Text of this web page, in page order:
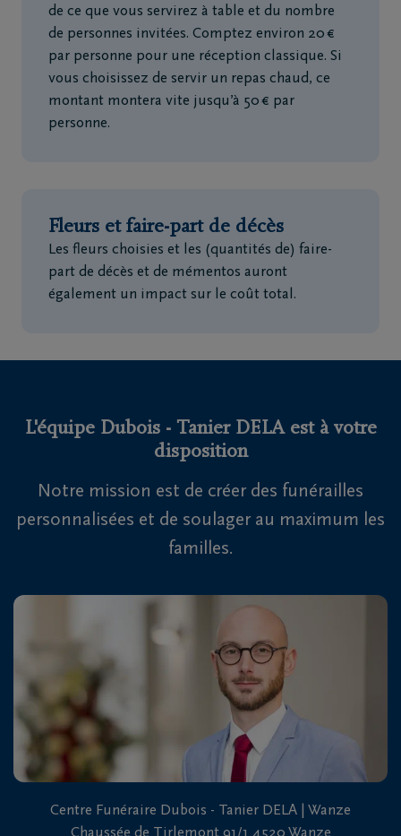
de ce que vous servirez à table et du nombre
de personnes invitées. Comptez environ 20 €
par personne pour une réception classique. Si
vous choisissez de servir un repas chaud, ce
montant montera vite jusqu’à 50 € par
personne.
Fleurs et faire-part de décès
Les fleurs choisies et les (quantités de) faire-
part de décès et de mémentos auront
également un impact sur le coût total.
L'équipe Dubois - Tanier DELA est à votre
disposition
Notre mission est de créer des funérailles
personnalisées et de soulager au maximum les
familles.
Centre Funéraire Dubois - Tanier DELA | Wanze